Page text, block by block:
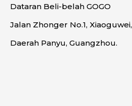
Dataran Beli-belah GOGO
Jalan Zhonger No.1, Xiaoguwei,
Daerah Panyu, Guangzhou.